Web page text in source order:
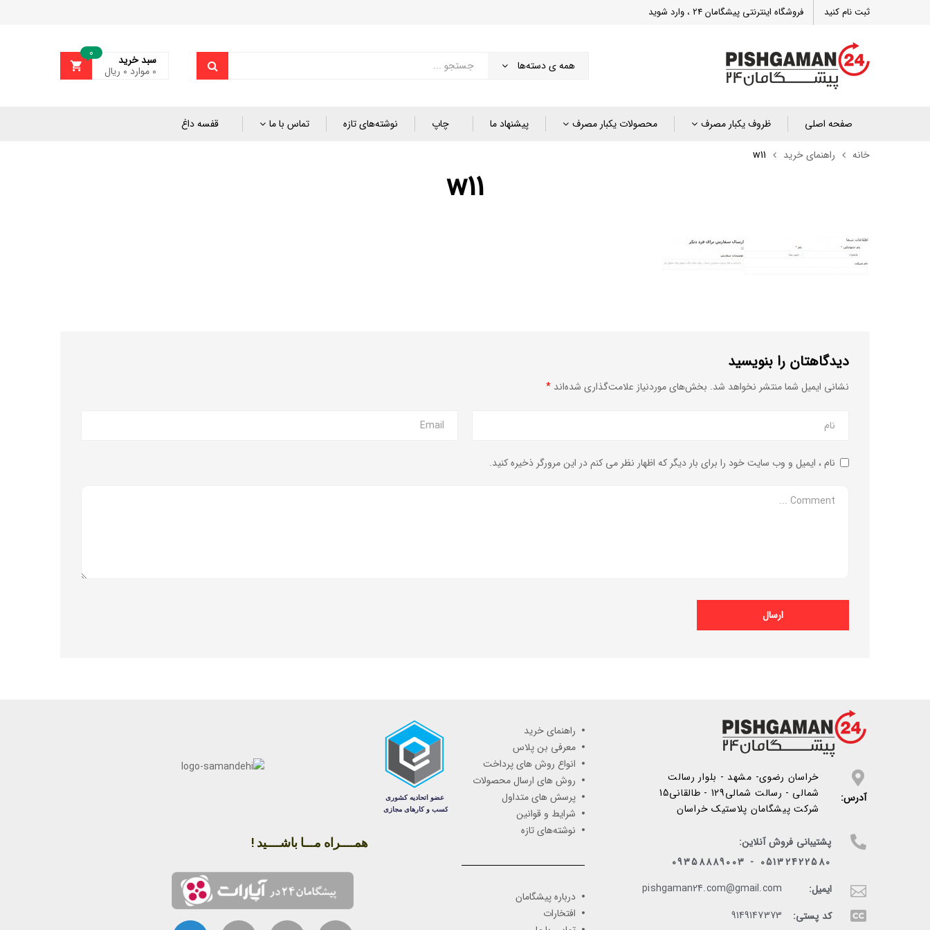
ثبت نام کنید فروشگاه اینترنتی پیشگامان 24 ، وارد شوید
همه ی دسته‌ها
0 سبد خرید
0 موارد ۰ ریال
صفحه اصلی ظروف یکبار مصرف محصولات یکبار مصرف پیشنهاد ما چاپ نوشته‌های تازه تماس با ما قفسه داغ
خانه راهنمای خرید w11
w11
دیدگاهتان را بنویسید
نشانی ایمیل شما منتشر نخواهد شد. بخش‌های موردنیاز علامت‌گذاری شده‌اند *
نام ، ایمیل و وب سایت خود را برای بار دیگر که اظهار نظر می کنم در این مرورگر ذخیره کنید.
آدرس:
خراسان رضوی- مشهد - بلوار رسالت
شمالی - رسالت شمالی129 - طالقانی15
شرکت پیشگامان پلاستیک خراسان
پشتیبانی فروش آنلاین:
05132422580 - 09358889003
ایمیل:
pishgaman24.com@gmail.com
کد پستی:
9149147373
راهنمای خرید
معرفی بن پلاس
انواع روش های پرداخت
روش های ارسال محصولات
پرسش های متداول
شرایط و قوانین
نوشته‌های تازه
درباره پیشگامان
افتخارات
همــــراه مـــا باشــــید !